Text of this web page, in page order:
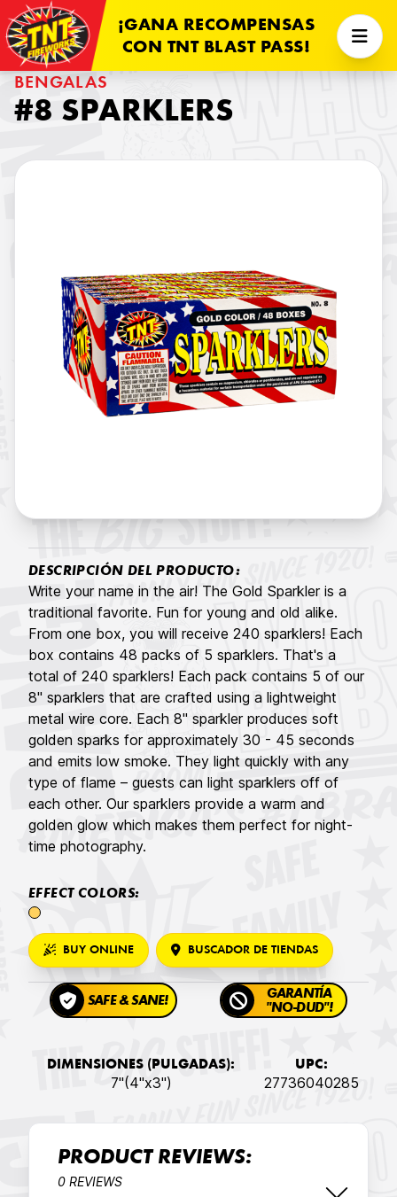
¡GANA RECOMPENSAS
CON TNT BLAST PASS!
BENGALAS
#8 SPARKLERS
DESCRIPCIÓN DEL PRODUCTO:
Write your name in the air! The Gold Sparkler is a
traditional favorite. Fun for young and old alike.
From one box, you will receive 240 sparklers! Each
box contains 48 packs of 5 sparklers. That's a
total of 240 sparklers! Each pack contains 5 of our
8" sparklers that are crafted using a lightweight
metal wire core. Each 8" sparkler produces soft
golden sparks for approximately 30 - 45 seconds
and emits low smoke. They light quickly with any
type of flame – guests can light sparklers off of
each other. Our sparklers provide a warm and
golden glow which makes them perfect for night-
time photography.
EFFECT COLORS:
BUY ONLINE BUSCADOR DE TIENDAS
SAFE & SANE!
GARANTÍA
"NO-DUD"!
DIMENSIONES (PULGADAS):
7"(4"x3")
UPC:
27736040285
PRODUCT REVIEWS:
0 REVIEWS